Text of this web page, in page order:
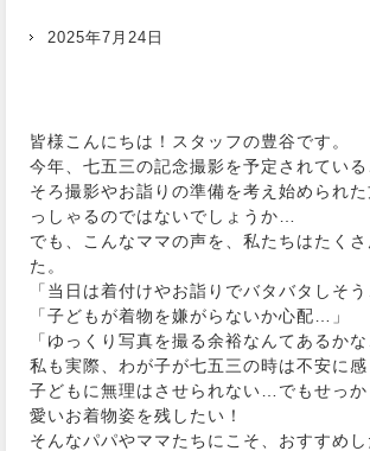
2025年7月24日
皆様こんにちは！スタッフの豊谷です。
今年、七五三の記念撮影を予定されてい
そろ撮影やお詣りの準備を考え始められ
っしゃるのではないでしょうか…
でも、こんなママの声を、私たちはたく
た。
「当日は着付けやお詣りでバタバタしそ
「子どもが着物を嫌がらないか心配…」
「ゆっくり写真を撮る余裕なんてあるか
私も実際、わが子が七五三の時は不安に感
子どもに無理はさせられない…でもせっ
愛いお着物姿を残したい！
そんなパパやママたちにこそ、おすすめ